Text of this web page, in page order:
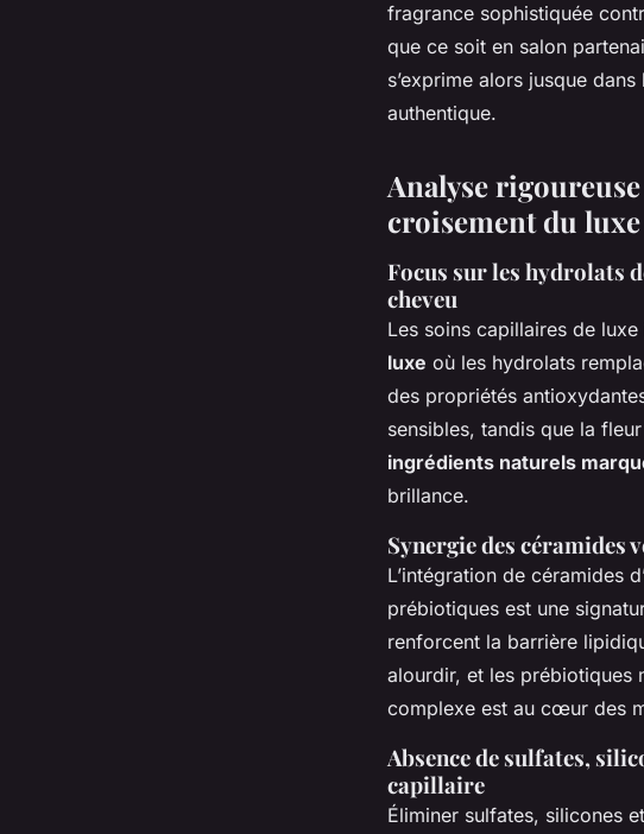
fragrance sophistiquée
que ce soit en salon
s’exprime alors jusque
authentique.
Analyse
croisement du luxe
Focus sur les hydrolats
cheveu
Les soins capillaires de
luxe où les hydrolats
des propriétés
sensibles, tandis que la
ingrédients naturels
brillance.
Synergie des céramides
L’intégration de céramides
prébiotiques est une
renforcent la barrière
alourdir, et les prébiotiques
complexe est au cœur des
Absence de sulfates,
capillaire
Éliminer sulfates, silicones